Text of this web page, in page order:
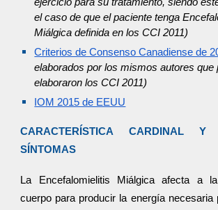
el caso de que el paciente tenga
Miálgica definida en los CCI 2011)
Criterios de Consenso Canadiense de
elaborados por los mismos autores que
elaboraron los CCI 2011)
IOM 2015 de EEUU
CARACTERÍSTICA CARDINAL Y
SÍNTOMAS
La Encefalomielitis Miálgica afecta a
cuerpo para producir la energía necesaria